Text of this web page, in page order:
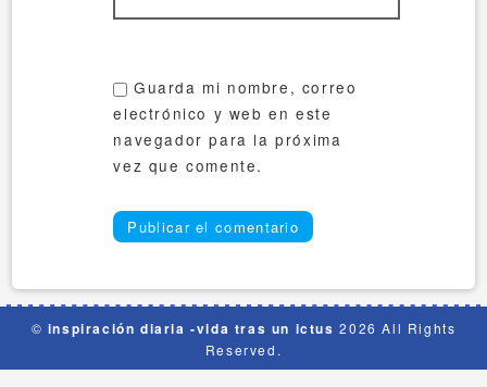
Guarda mi nombre, correo
electrónico y web en este
navegador para la próxima
vez que comente.
© inspiración diaria -vida tras un ictus 2026 All Rights
Reserved.